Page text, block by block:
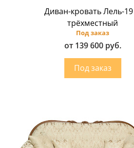
Диван-кровать Лель-
трёхместный
Под заказ
от 139 600 руб.